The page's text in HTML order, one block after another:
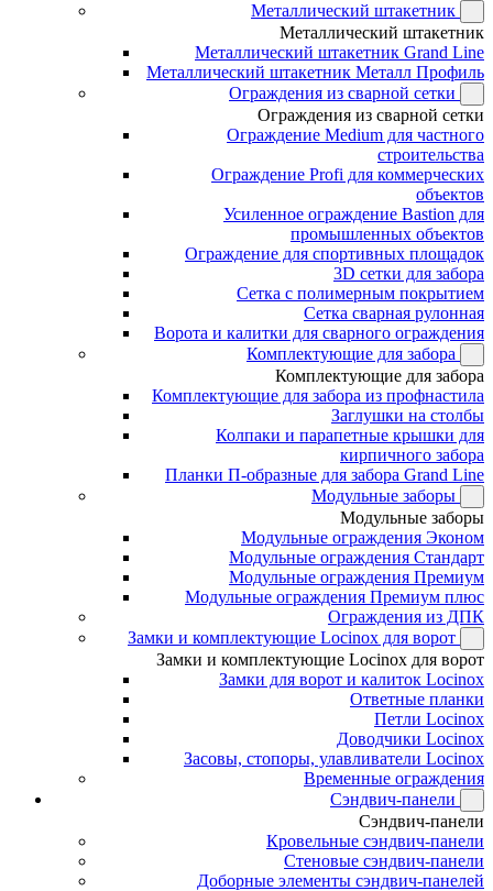
Металлический штакетник
Металлический штакетник
Металлический штакетник Grand Line
Металлический штакетник Металл Профиль
Ограждения из сварной сетки
Ограждения из сварной сетки
Ограждение Medium для частного
строительства
Ограждение Profi для коммерческих
объектов
Усиленное ограждение Bastion для
промышленных объектов
Ограждение для спортивных площадок
3D сетки для забора
Сетка с полимерным покрытием
Сетка сварная рулонная
Ворота и калитки для сварного ограждения
Комплектующие для забора
Комплектующие для забора
Комплектующие для забора из профнастила
Заглушки на столбы
Колпаки и парапетные крышки для
кирпичного забора
Планки П-образные для забора Grand Line
Модульные заборы
Модульные заборы
Модульные ограждения Эконом
Модульные ограждения Стандарт
Модульные ограждения Премиум
Модульные ограждения Премиум плюс
Ограждения из ДПК
Замки и комплектующие Locinox для ворот
Замки и комплектующие Locinox для ворот
Замки для ворот и калиток Locinox
Ответные планки
Петли Locinox
Доводчики Locinox
Засовы, стопоры, улавливатели Locinox
Временные ограждения
Сэндвич-панели
Сэндвич-панели
Кровельные сэндвич-панели
Стеновые сэндвич-панели
Доборные элементы сэндвич-панелей